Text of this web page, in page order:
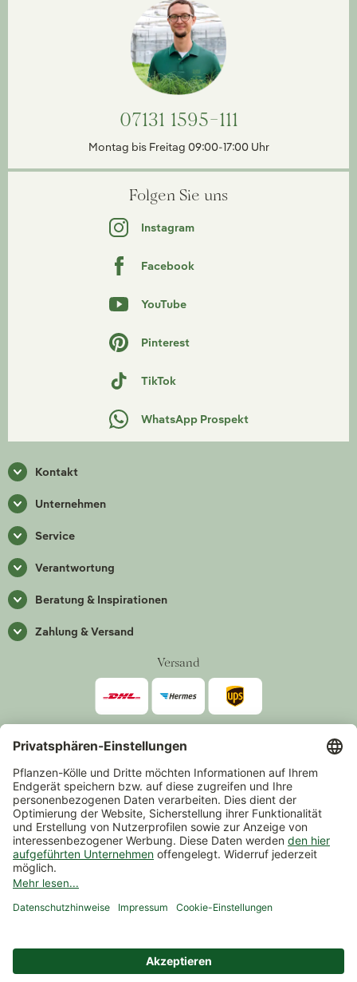
07131 1595-111
Montag bis Freitag 09:00-17:00 Uhr
Folgen Sie uns
Instagram
Facebook
YouTube
Pinterest
TikTok
WhatsApp Prospekt
Kontakt
Unternehmen
Service
Verantwortung
Beratung & Inspirationen
Zahlung & Versand
Versand
*Alle Preise inkl. gesetzlicher Mehrwertsteuer zzgl.Versand
Mindestbestellwert 14,90 €, ausgenommen sind Gutscheine und
Events.
Widerrufsrecht Datenschutz